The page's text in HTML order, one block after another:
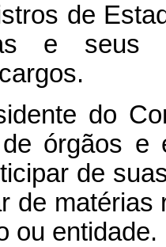
de
e seus
do
órgãos e
de
de
ou entidade.